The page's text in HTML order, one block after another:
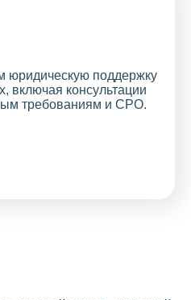
юридическую поддержку
включая консультации
требованиям и СРО.